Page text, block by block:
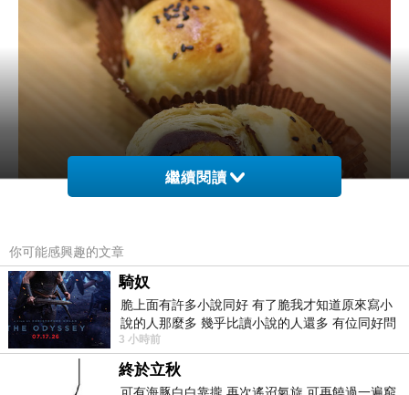
2020中秋節月餅介紹~台中不二製餅蛋黃酥
繼續閱讀
你可能感興趣的文章
騎奴
脆上面有許多小說同好 有了脆我才知道原來寫小
說的人那麼多 幾乎比讀小說的人還多 有位同好問
了一個問題 她說為什麼高中文學獎的
3 小時前
終於立秋